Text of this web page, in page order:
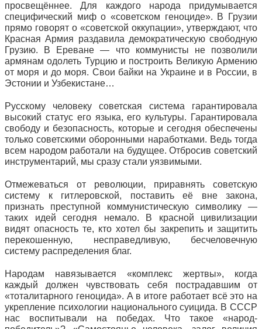
просвещённее. Для каждого народа придумывается
специфический миф о «советском геноциде». В Грузии
прямо говорят о «советской оккупации», утверждают, что
Красная Армия раздавила демократическую свободную
Грузию. В Ереване — что коммунисты не позволили
армянам одолеть Турцию и построить Великую Армению
от моря и до моря. Свои байки на Украине и в России, в
Эстонии и Узбекистане…
Русскому человеку советская система гарантировала
высокий статус его языка, его культуры. Гарантировала
свободу и безопасность, которые и сегодня обеспечены
только советскими оборонными наработками. Ведь тогда
всем народом работали на будущее. Отбросив советский
инструментарий, мы сразу стали уязвимыми.
Отмежеваться от революции, приравнять советскую
систему к гитлеровской, поставить её вне закона,
признать преступной коммунистическую символику —
таких идей сегодня немало. В красной цивилизации
видят опасность те, кто хотел бы закрепить и защитить
перекошенную, несправедливую, бесчеловечную
систему распределения благ.
Народам навязывается «комплекс жертвы», когда
каждый должен чувствовать себя пострадавшим от
«тоталитарного геноцида». А в итоге работает всё это на
укрепление психологии национального суицида. В СССР
нас воспитывали на победах. Что такое «народ-